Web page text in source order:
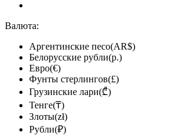
Валюта:
Аргентинские песо(AR$)
Белорусские рубли(р.)
Евро(€)
Фунты стерлингов(£)
Грузинские лари(₾)
Тенге(₸)
Злоты(zł)
Рубли(₽)